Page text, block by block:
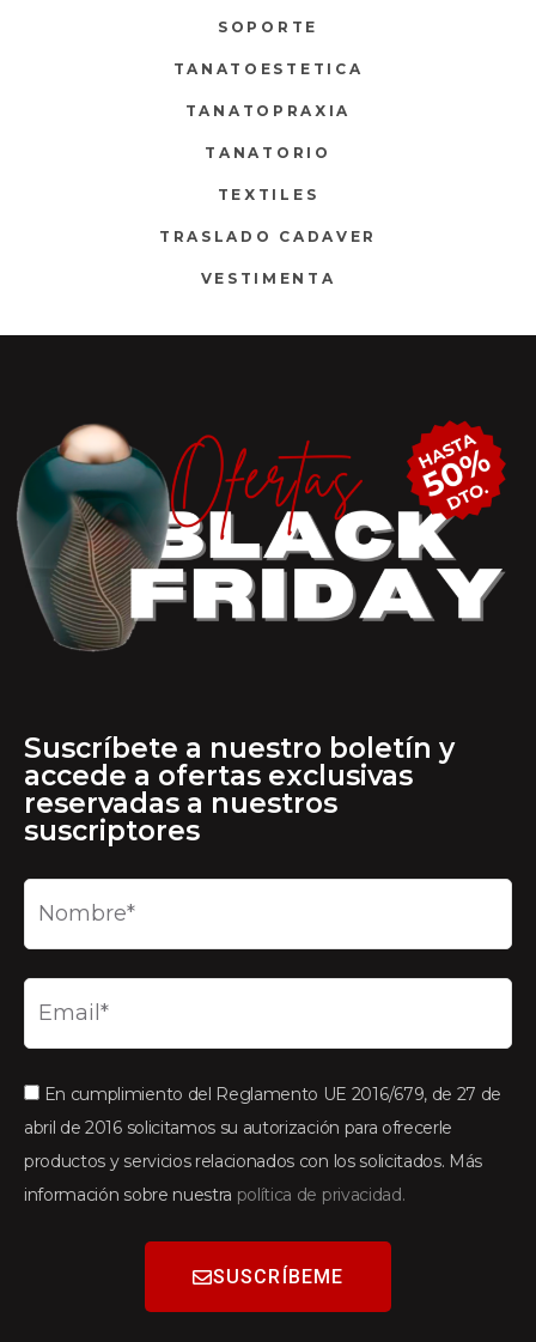
SOPORTE
TANATOESTETICA
TANATOPRAXIA
TANATORIO
TEXTILES
TRASLADO CADAVER
VESTIMENTA
Suscríbete a nuestro boletín y
accede a ofertas exclusivas
reservadas a nuestros
suscriptores
En cumplimiento del Reglamento UE 2016/679, de 27 de
abril de 2016 solicitamos su autorización para ofrecerle
productos y servicios relacionados con los solicitados. Más
información sobre nuestra política de privacidad.
SUSCRÍBEME